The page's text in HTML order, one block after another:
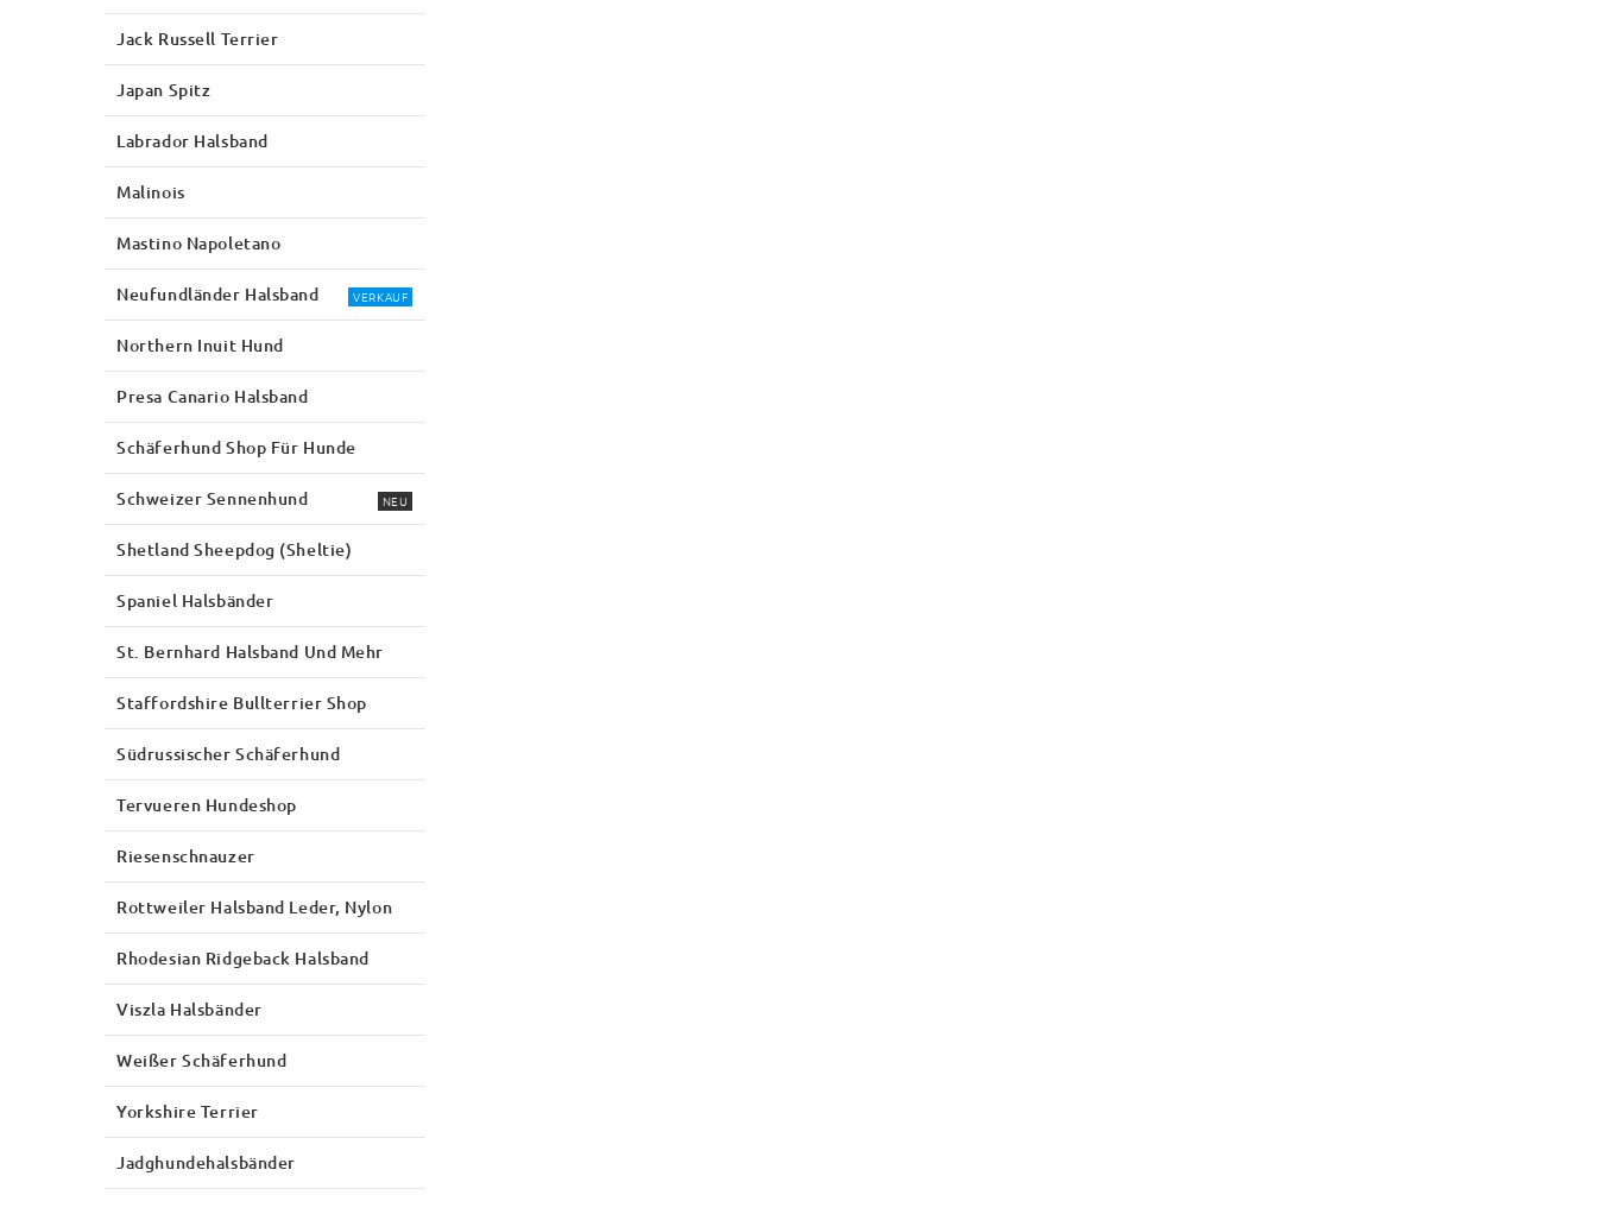
Jack Russell Terrier
Japan Spitz
Labrador Halsband
Malinois
Mastino Napoletano
Neufundländer Halsband VERKAUF
Northern Inuit Hund
Presa Canario Halsband
Schäferhund Shop Für Hunde
Schweizer Sennenhund NEU
Shetland Sheepdog (Sheltie)
Spaniel Halsbänder
St. Bernhard Halsband Und Mehr
Staffordshire Bullterrier Shop
Südrussischer Schäferhund
Tervueren Hundeshop
Riesenschnauzer
Rottweiler Halsband Leder, Nylon
Rhodesian Ridgeback Halsband
Viszla Halsbänder
Weißer Schäferhund
Yorkshire Terrier
Jadghundehalsbänder